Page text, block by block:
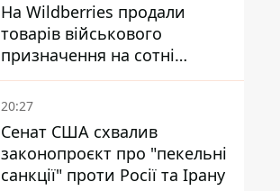
На Wildberries продали
товарів військового
призначення на сотні
мільйонів, але удари ЗСУ
змінили ситуацію
20:27
Сенат США схвалив
законопроєкт про "пекельні
санкції" проти Росії та Ірану